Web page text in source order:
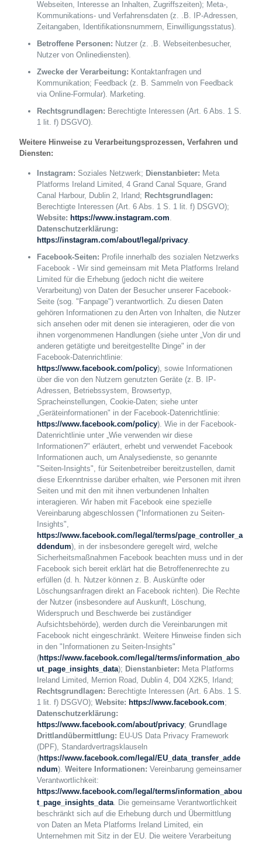
Webseiten, Interesse an Inhalten, Zugriffszeiten); Meta-,
Kommunikations- und Verfahrensdaten (z. .B. IP-Adressen,
Zeitangaben, Identifikationsnummern, Einwilligungsstatus).
Betroffene Personen: Nutzer (z. .B. Webseitenbesucher,
Nutzer von Onlinediensten).
Zwecke der Verarbeitung: Kontaktanfragen und
Kommunikation; Feedback (z. B. Sammeln von Feedback
via Online-Formular). Marketing.
Rechtsgrundlagen: Berechtigte Interessen (Art. 6 Abs. 1 S.
1 lit. f) DSGVO).
Weitere Hinweise zu Verarbeitungsprozessen, Verfahren und
Diensten:
Instagram: Soziales Netzwerk; Dienstanbieter: Meta
Platforms Ireland Limited, 4 Grand Canal Square, Grand
Canal Harbour, Dublin 2, Irland; Rechtsgrundlagen:
Berechtigte Interessen (Art. 6 Abs. 1 S. 1 lit. f) DSGVO);
Website: https://www.instagram.com.
Datenschutzerklärung:
https://instagram.com/about/legal/privacy.
Facebook-Seiten: Profile innerhalb des sozialen Netzwerks
Facebook - Wir sind gemeinsam mit Meta Platforms Ireland
Limited für die Erhebung (jedoch nicht die weitere
Verarbeitung) von Daten der Besucher unserer Facebook-
Seite (sog. "Fanpage") verantwortlich. Zu diesen Daten
gehören Informationen zu den Arten von Inhalten, die Nutzer
sich ansehen oder mit denen sie interagieren, oder die von
ihnen vorgenommenen Handlungen (siehe unter „Von dir und
anderen getätigte und bereitgestellte Dinge" in der
Facebook-Datenrichtlinie:
https://www.facebook.com/policy), sowie Informationen
über die von den Nutzern genutzten Geräte (z. B. IP-
Adressen, Betriebssystem, Browsertyp,
Spracheinstellungen, Cookie-Daten; siehe unter
„Geräteinformationen" in der Facebook-Datenrichtlinie:
https://www.facebook.com/policy). Wie in der Facebook-
Datenrichtlinie unter „Wie verwenden wir diese
Informationen?" erläutert, erhebt und verwendet Facebook
Informationen auch, um Analysedienste, so genannte
"Seiten-Insights", für Seitenbetreiber bereitzustellen, damit
diese Erkenntnisse darüber erhalten, wie Personen mit ihren
Seiten und mit den mit ihnen verbundenen Inhalten
interagieren. Wir haben mit Facebook eine spezielle
Vereinbarung abgeschlossen ("Informationen zu Seiten-
Insights",
https://www.facebook.com/legal/terms/page_controller_a
ddendum), in der insbesondere geregelt wird, welche
Sicherheitsmaßnahmen Facebook beachten muss und in der
Facebook sich bereit erklärt hat die Betroffenenrechte zu
erfüllen (d. h. Nutzer können z. B. Auskünfte oder
Löschungsanfragen direkt an Facebook richten). Die Rechte
der Nutzer (insbesondere auf Auskunft, Löschung,
Widerspruch und Beschwerde bei zuständiger
Aufsichtsbehörde), werden durch die Vereinbarungen mit
Facebook nicht eingeschränkt. Weitere Hinweise finden sich
in den "Informationen zu Seiten-Insights"
(https://www.facebook.com/legal/terms/information_abo
ut_page_insights_data); Dienstanbieter: Meta Platforms
Ireland Limited, Merrion Road, Dublin 4, D04 X2K5, Irland;
Rechtsgrundlagen: Berechtigte Interessen (Art. 6 Abs. 1 S.
1 lit. f) DSGVO); Website: https://www.facebook.com;
Datenschutzerklärung:
https://www.facebook.com/about/privacy; Grundlage
Drittlandübermittlung: EU-US Data Privacy Framework
(DPF), Standardvertragsklauseln
(https://www.facebook.com/legal/EU_data_transfer_adde
ndum). Weitere Informationen: Vereinbarung gemeinsamer
Verantwortlichkeit:
https://www.facebook.com/legal/terms/information_abou
t_page_insights_data. Die gemeinsame Verantwortlichkeit
beschränkt sich auf die Erhebung durch und Übermittlung
von Daten an Meta Platforms Ireland Limited, ein
Unternehmen mit Sitz in der EU. Die weitere Verarbeitung